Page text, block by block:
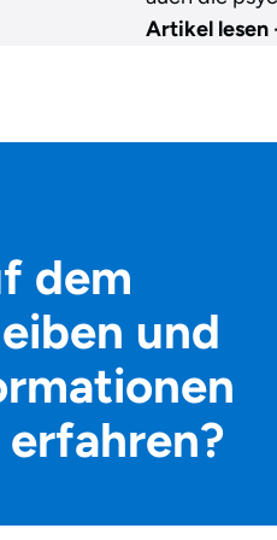
Artikel lesen
dem
und